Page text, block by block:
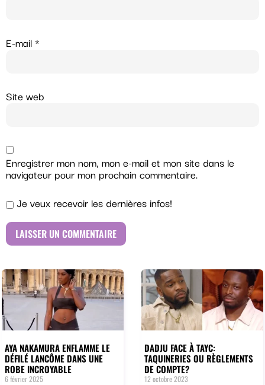
E-mail*
Site web
Enregistrer mon nom, mon e-mail et mon site dans le
navigateur pour mon prochain commentaire.
Je veux recevoir les dernières infos!
AYA NAKAMURA ENFLAMME LE
DÉFILÉ LANCÔME DANS UNE
ROBE INCROYABLE
6 février 2025
DADJU FACE À TAYC:
TAQUINERIES OU RÈGLEMENTS
DE COMPTE?
12 octobre 2023